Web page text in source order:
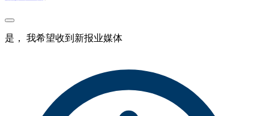
是， 我希望收到新报业媒体